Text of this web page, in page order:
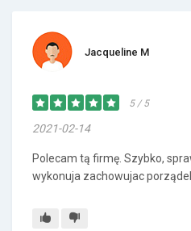
Jacqueline M
5 / 5
2021-02-14
Polecam tą firmę. Szybko,
wykonuja zachowujac